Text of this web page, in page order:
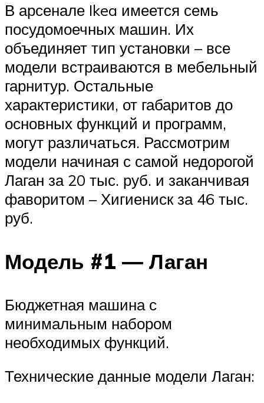
В арсенале Ikea имеется семь
посудомоечных машин. Их
объединяет тип установки – все
модели встраиваются в мебельный
гарнитур. Остальные
характеристики, от габаритов до
основных функций и программ,
могут различаться. Рассмотрим
модели начиная с самой недорогой
Лаган за 20 тыс. руб. и заканчивая
фаворитом – Хигиениск за 46 тыс.
руб.
Модель #1 — Лаган
Бюджетная машина с
минимальным набором
необходимых функций.
Технические данные модели Лаган: